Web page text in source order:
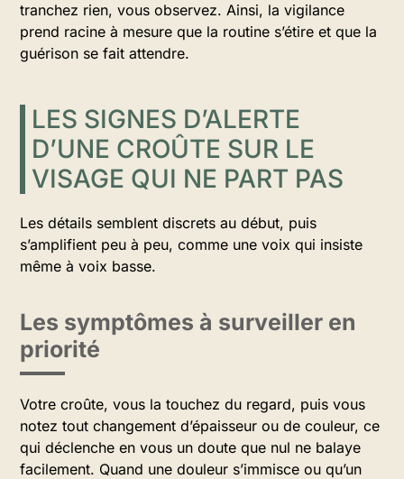
tranchez rien, vous observez. Ainsi, la vigilance
prend racine à mesure que la routine s’étire et que la
guérison se fait attendre.
LES SIGNES D’ALERTE
D’UNE CROÛTE SUR LE
VISAGE QUI NE PART PAS
Les détails semblent discrets au début, puis
s’amplifient peu à peu, comme une voix qui insiste
même à voix basse.
Les symptômes à surveiller en
priorité
Votre croûte, vous la touchez du regard, puis vous
notez tout changement d’épaisseur ou de couleur, ce
qui déclenche en vous un doute que nul ne balaye
facilement. Quand une douleur s’immisce ou qu’un